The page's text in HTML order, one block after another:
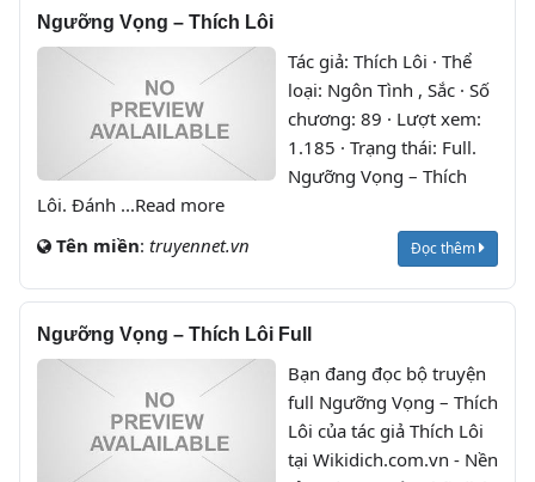
Ngưỡng Vọng – Thích Lôi
Tác giả: Thích Lôi · Thể
loại: Ngôn Tình , Sắc · Số
chương: 89 · Lượt xem:
1.185 · Trạng thái: Full.
Ngưỡng Vọng – Thích
Lôi. Đánh ...Read more
Tên miền: truyennet.vn Đọc thêm
Ngưỡng Vọng – Thích Lôi Full
Bạn đang đọc bộ truyện
full Ngưỡng Vọng – Thích
Lôi của tác giả Thích Lôi
tại Wikidich.com.vn - Nền